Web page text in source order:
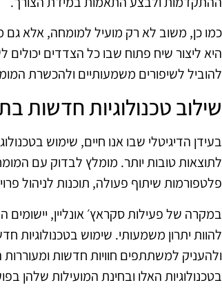
כמו כן, משוב לא רק מועיל למומחה, אלא
היא ליצור שיח פתוח שבו כל הצדדים
להוביל לשיפורים משמעותיים ולהכשרת
שילוב טכנולוגיות חדשות
בעידן הדיגיטלי שבו אנו חיים, שימוש
לתוצאות טובות יותר. מומלץ לבדוק עם
פלטפורמות שיתוף פעולה, תוכנות לניהול
במקרה של פעילות סקראץ׳ אונליין,
להוות יתרון משמעותי. שימוש
ולהעניק למשתתפים חוויות חדשות
בטכנולוגיות האלו ובחינת המועילות שלהן